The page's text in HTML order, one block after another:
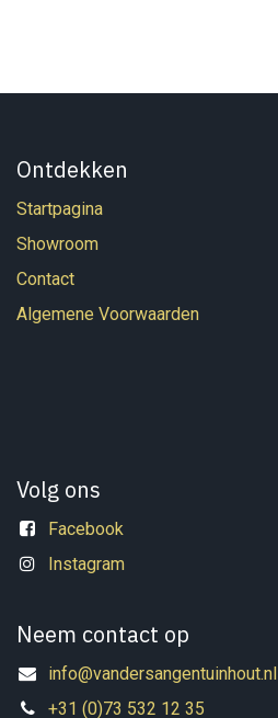
Ontdekken
Startpagina
Showroom
Contact
Algemene Voorwaarden
Volg ons
Facebook
Instagram
Neem contact op
info@vandersangentuinhout.nl
+31 (0)73 532 12 35